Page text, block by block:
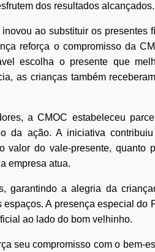
dos resultados alcançados.
ao substituir os presentes
reforça o compromisso da
escolha o presente que
as crianças também
a CMOC estabeleceu
da ação. A iniciativa
do vale-presente, quanto
empresa atua.
garantindo a alegria da
A presença especial do
ao lado do bom velhinho.
seu compromisso com o bem-